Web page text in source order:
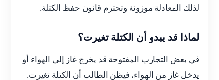
لذلك المعادلة موزونة وتحترم قانون حفظ الكتلة.
لماذا قد يبدو أن الكتلة تغيرت؟
في بعض التجارب المفتوحة قد يخرج غاز إلى الهواء أو
يدخل غاز من الهواء، فيظن الطالب أن الكتلة تغيرت.